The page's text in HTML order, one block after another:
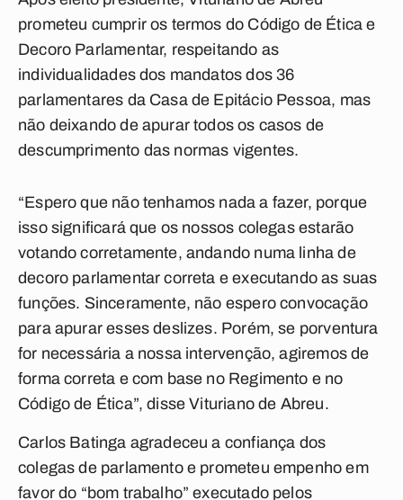
prometeu cumprir os termos do Código de Ética e
Decoro Parlamentar, respeitando as
individualidades dos mandatos dos 36
parlamentares da Casa de Epitácio Pessoa, mas
não deixando de apurar todos os casos de
descumprimento das normas vigentes.
“Espero que não tenhamos nada a fazer, porque
isso significará que os nossos colegas estarão
votando corretamente, andando numa linha de
decoro parlamentar correta e executando as suas
funções. Sinceramente, não espero convocação
para apurar esses deslizes. Porém, se porventura
for necessária a nossa intervenção, agiremos de
forma correta e com base no Regimento e no
Código de Ética”, disse Vituriano de Abreu.
Carlos Batinga agradeceu a confiança dos
colegas de parlamento e prometeu empenho em
favor do “bom trabalho” executado pelos